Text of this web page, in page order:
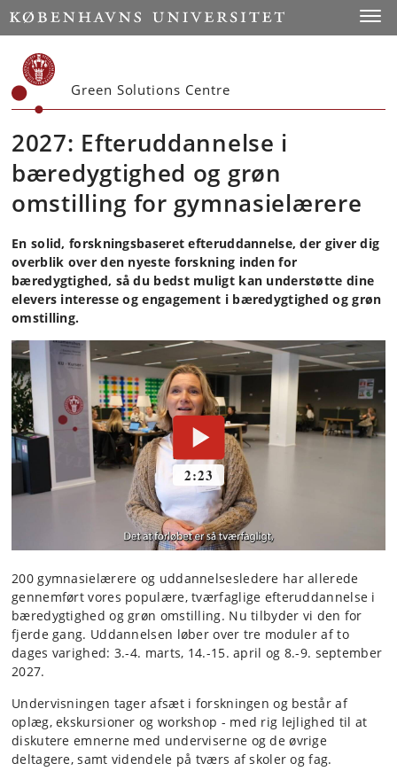
Start
Green Solutions Centre
2027: Efteruddannelse i
bæredygtighed og grøn
omstilling for gymnasielærere
En solid, forskningsbaseret efteruddannelse, der giver dig
overblik over den nyeste forskning inden for
bæredygtighed, så du bedst muligt kan understøtte dine
elevers interesse og engagement i bæredygtighed og grøn
omstilling.
200 gymnasielærere og uddannelsesledere har allerede
gennemført vores populære, tværfaglige efteruddannelse i
bæredygtighed og grøn omstilling. Nu tilbyder vi den for
fjerde gang. Uddannelsen løber over tre moduler af to
dages varighed: 3.-4. marts, 14.-15. april og 8.-9. september
2027.
Undervisningen tager afsæt i forskningen og består af
oplæg, ekskursioner og workshop - med rig lejlighed til at
diskutere emnerne med underviserne og de øvrige
deltagere, samt videndele på tværs af skoler og fag.